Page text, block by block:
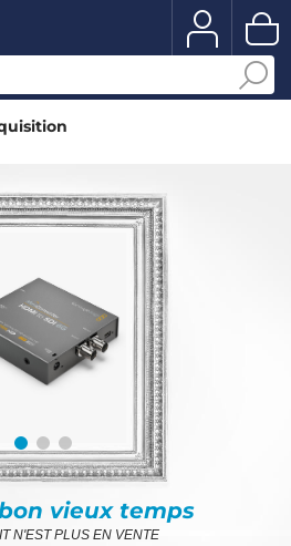
vieux temps
N'EST PLUS EN VENTE